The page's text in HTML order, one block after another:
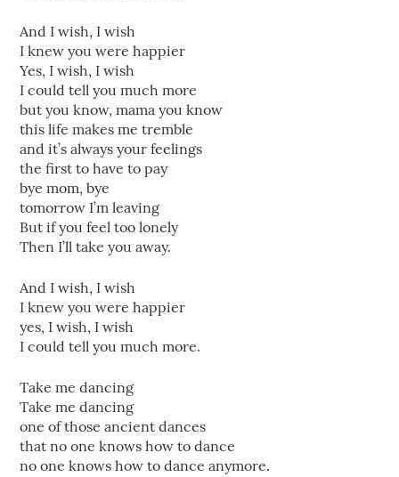
And I wish, I wish
I knew you were happier
Yes, I wish, I wish
I could tell you much more
but you know, mama you know
this life makes me tremble
and it’s always your feelings
the first to have to pay
bye mom, bye
tomorrow I’m leaving
But if you feel too lonely
Then I’ll take you away.
And I wish, I wish
I knew you were happier
yes, I wish, I wish
I could tell you much more.
Take me dancing
Take me dancing
one of those ancient dances
that no one knows how to dance
no one knows how to dance anymore.